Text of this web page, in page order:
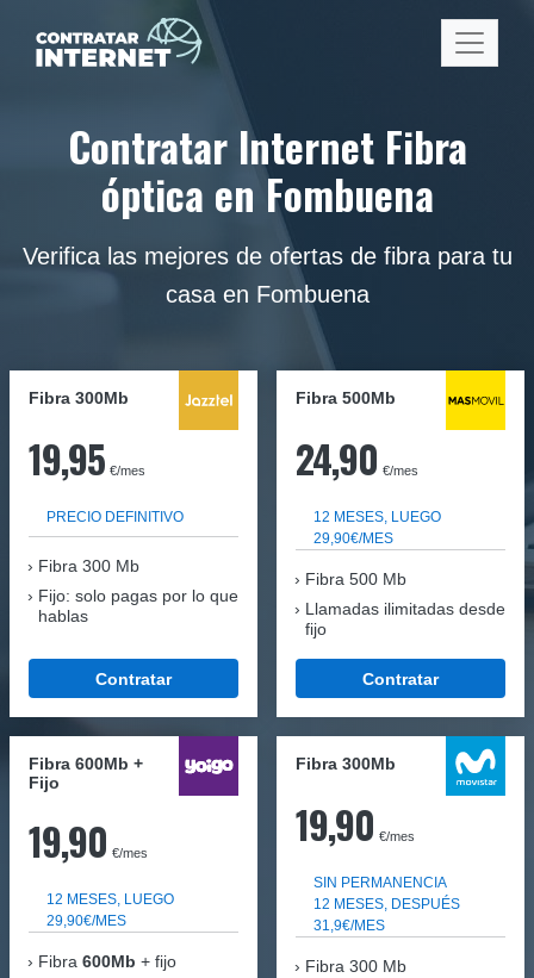
Contratar Internet Fibra
óptica en Fombuena
Verifica las mejores de ofertas de fibra para tu
casa en Fombuena
Fibra 300Mb
19,95 €/mes
PRECIO DEFINITIVO
Fibra 300 Mb
Fijo: solo pagas por lo que
hablas
Contratar
Fibra 500Mb
24,90 €/mes
12 MESES, LUEGO
29,90€/MES
Fibra 500 Mb
Llamadas ilimitadas desde
fijo
Contratar
Fibra 600Mb +
Fijo
19,90 €/mes
12 MESES, LUEGO
29,90€/MES
Fibra 600Mb + fijo
Fibra 300Mb
19,90 €/mes
SIN PERMANENCIA
12 MESES, DESPUÉS
31,9€/MES
Fibra 300 Mb